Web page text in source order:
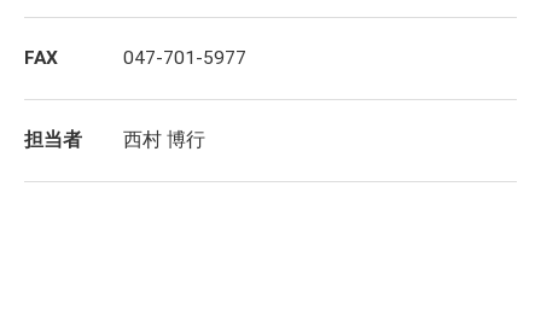
FAX 047-701-5977
担当者 西村 博行